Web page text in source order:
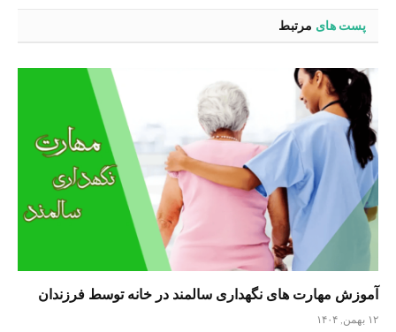
پست های مرتبط
آموزش مهارت های نگهداری سالمند در خانه توسط فرزندان
۱۲ بهمن, ۱۴۰۴